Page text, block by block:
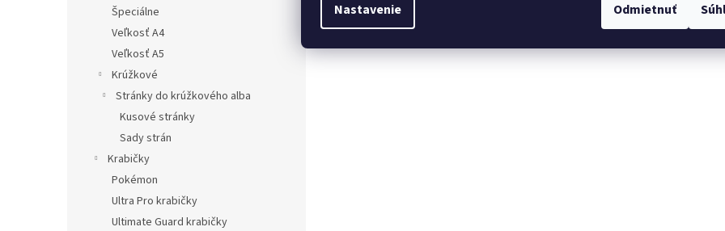
Nastavenie Odmietnuť
Špeciálne
Veľkosť A4
Veľkosť A5
Krúžkové
Stránky do krúžkového alba
Kusové stránky
Sady strán
Krabičky
Pokémon
Ultra Pro krabičky
Ultimate Guard krabičky